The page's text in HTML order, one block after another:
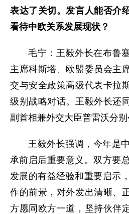
表达了关切。发言人能否介
看待中欧关系发展现状？
毛宁：王毅外长在布鲁
主席科斯塔、欧盟委员会主
交与安全政策高级代表卡拉
级别战略对话。王毅外长还
副首相兼外交大臣普雷沃分别
王毅外长强调，今年是
承前启后重要意义。双方要
发展的有益经验和重要启示
作的前景，对外发出清晰、
方愿同欧方一道，坚持伙伴